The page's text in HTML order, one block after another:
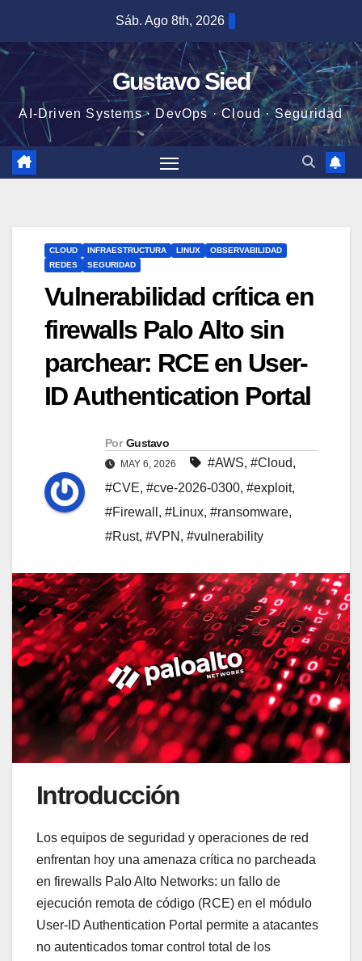
contenido
Sáb. Ago 8th, 2026
Gustavo Sied
AI-Driven Systems · DevOps · Cloud · Seguridad
CLOUD INFRAESTRUCTURA LINUX
OBSERVABILIDAD
REDES
SEGURIDAD
Vulnerabilidad crítica en
firewalls Palo Alto sin
parchear: RCE en User-
ID Authentication Portal
Por Gustavo
MAY 6, 2026 #AWS, #Cloud,
#CVE, #cve-2026-0300, #exploit,
#Firewall , #Linux, #ransomware,
#Rust, #VPN , #vulnerability
Introducción
Los equipos de seguridad y operaciones de red
enfrentan hoy una amenaza crítica no parcheada
en firewalls Palo Alto Networks: un fallo de
ejecución remota de código (RCE) en el módulo
User-ID Authentication Portal permite a atacantes
no autenticados tomar control total de los